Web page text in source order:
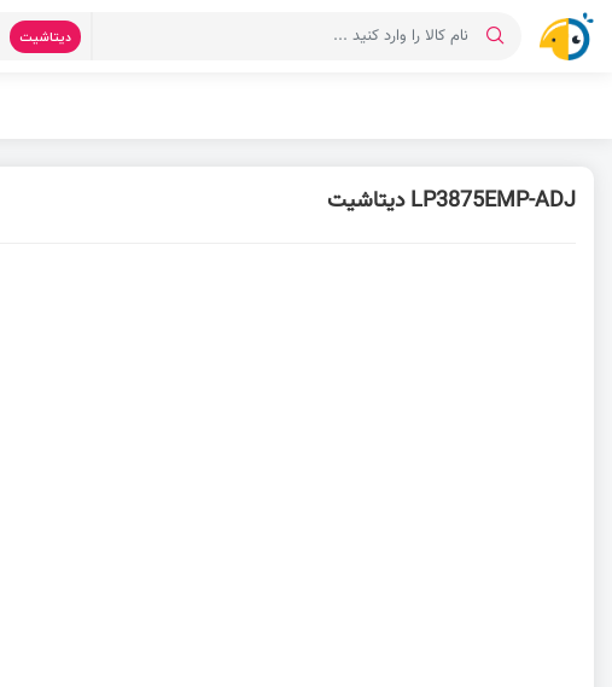
دیتاشیت
LP3875EMP-ADJ دیتاشیت